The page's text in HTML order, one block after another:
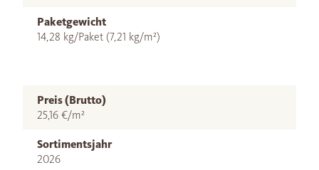
Paketgewicht
14,28 kg/Paket (7,21 kg/m²)
Preis (Brutto)
25,16 €/m²
Sortimentsjahr
2026